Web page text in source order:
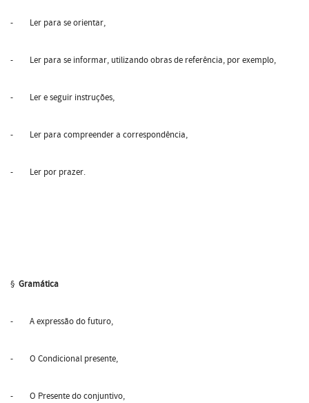
- Ler para se orientar,
- Ler para se informar, utilizando obras de referência, por exemplo,
- Ler e seguir instruções,
- Ler para compreender a correspondência,
- Ler por prazer.
§ Gramática
- A expressão do futuro,
- O Condicional presente,
- O Presente do conjuntivo,